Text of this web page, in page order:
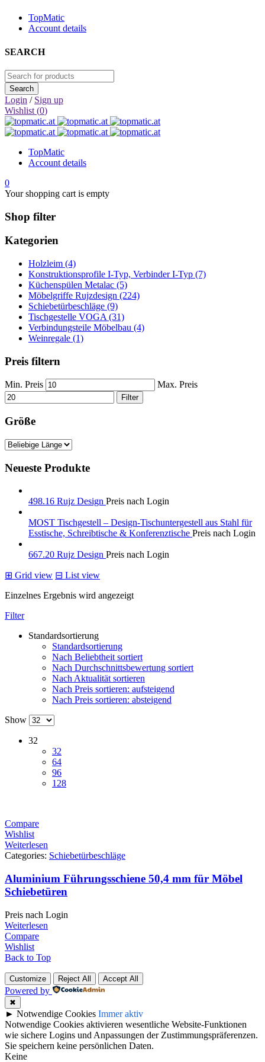
TopMatic
Account details
SEARCH
Login / Sign up
Wishlist (0)
TopMatic
Account details
0
Your shopping cart is empty
Shop filter
Kategorien
Holzleim (4)
Konstruktionsprofile I-Typ, Verbinder I-Typ (7)
Küchenspülen Metalac (5)
Möbelgriffe Rujzdesign (224)
Schiebetürbeschläge (9)
Tischgestelle VOGA (31)
Verbindungsteile Möbelbau (4)
Weinregale (1)
Preis filtern
Min. Preis Max. Preis
Filter
Größe
Neueste Produkte
498.16 Rujz Design Preis nach Login
MOST Tischgestell – Design-Tischuntergestell aus Stahl für
Esstische, Schreibtische & Konferenztische Preis nach Login
667.20 Rujz Design Preis nach Login
⊞ Grid view ⊟ List view
Einzelnes Ergebnis wird angezeigt
Filter
Standardsortierung
Standardsortierung
Nach Beliebtheit sortiert
Nach Durchschnittsbewertung sortiert
Nach Aktualität sortieren
Nach Preis sortieren: aufsteigend
Nach Preis sortieren: absteigend
Show
32
32
64
96
128
Compare
Wishlist
Weiterlesen
Categories: Schiebetürbeschläge
Aluminium Führungsschiene 50,4 mm für Möbel
Schiebetüren
Preis nach Login
Weiterlesen
Compare
Wishlist
Back to Top
Customize Reject All Accept All
Powered by
✖
► Notwendige Cookies Immer aktiv
Notwendige Cookies aktivieren wesentliche Website-Funktionen
wie sichere Logins und Anpassungen der Zustimmungspräferenzen.
Sie speichern keine persönlichen Daten.
Keine